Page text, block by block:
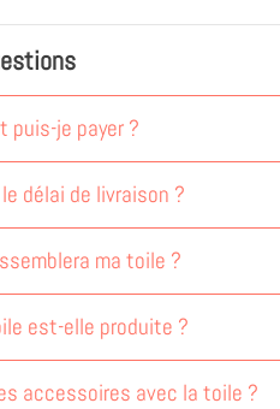
puis-je payer ?
délai de livraison ?
ma toile ?
est-elle produite ?
accessoires avec la toile ?